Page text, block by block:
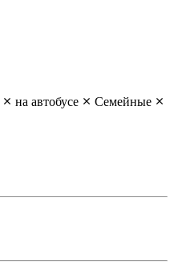
на автобусе
Семейные